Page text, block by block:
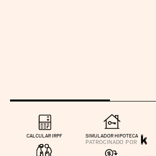
CALCULAR IRPF SIMULADOR HIPOTECA